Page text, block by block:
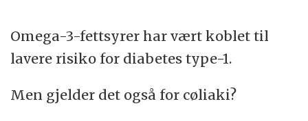
Omega-3-fettsyrer har vært koblet til
lavere risiko for diabetes type-1.
Men gjelder det også for cøliaki?